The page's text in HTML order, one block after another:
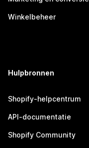
Winkelbeheer
Hulpbronnen
Shopify-helpcentrum
API-documentatie
Shopify Community